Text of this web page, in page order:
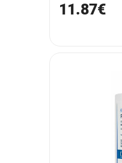
11.87€